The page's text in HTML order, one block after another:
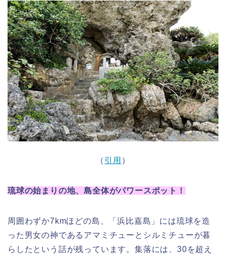
（ 引用 ）
琉球の始まりの地、島全体がパワースポット！
周囲わずか7kmほどの島、「浜比嘉島」には琉球を造
った男女の神であるアマミチューとシルミチューが暮
らしたという話が残っています。集落には、30を超え